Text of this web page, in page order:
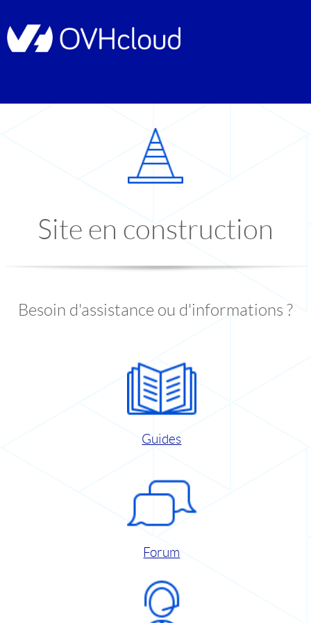
Site en construction
Besoin d'assistance ou d'informations ?
Guides
Forum